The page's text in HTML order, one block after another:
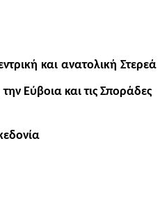
και ανατολική Στερεά
Εύβοια και τις Σποράδες